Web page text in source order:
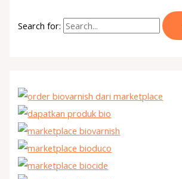
Search for: